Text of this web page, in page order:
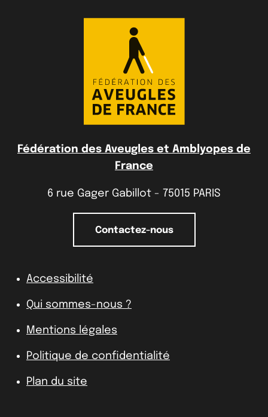
Fédération des Aveugles et Amblyopes de
France
6 rue Gager Gabillot - 75015 PARIS
Contactez-nous
Accessibilité
Qui sommes-nous ?
Mentions légales
Politique de confidentialité
Plan du site